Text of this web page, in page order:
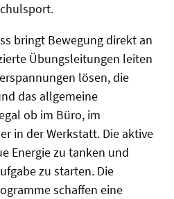
bringt Bewegung direkt an
Übungsleitungen leiten
lösen, die
das allgemeine
ob im Büro, im
in der Werkstatt. Die aktive
Energie zu tanken und
zu starten. Die
schaffen eine